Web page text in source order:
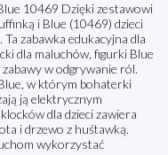
10469 Dzięki zestawowi
i Blue (10469) dzieci
zabawka edukacyjna dla
dla maluchów, figurki Blue
w odgrywanie ról.
w którym bohaterki
ją elektrycznym
dla dzieci zawiera
i drzewo z huśtawką.
wykorzystać